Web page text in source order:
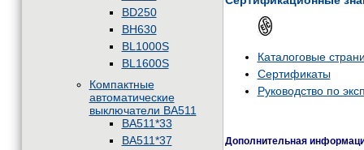
BD250
BH630
BL1000S
BL1600S
Компактные
автоматические
выключатели BA511
BA511*33
BA511*37
Каталоговые
Сертификаты
Руководство по
Дополнительная